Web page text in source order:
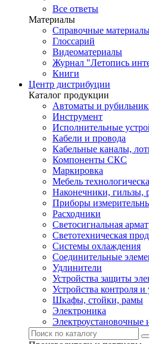
Все ответы
Материалы
Справочные
Глоссарий
Видеоматериалы
Журнал "Летопись
Книги
Центр дистрибуции
Каталог продукции
Автоматы и
Инструмент
Исполнительные
Кабели и провода
Кабельные каналы,
Компоненты СКС
Маркировка
Мебель
Наконечники, гильзы,
Приборы
Расходники
Светосигнальная
Светотехническая
Системы охлаждения
Соединительные
Удлинители
Устройства защиты
Устройства контроля и
Шкафы, стойки, рамы
Электроника
Электроустановочные